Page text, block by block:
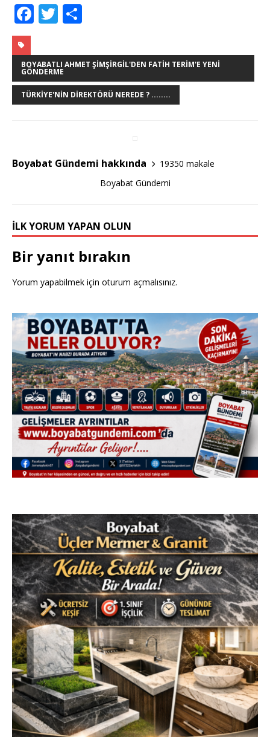
F
c
e
b
o
T
it
te
r
ar
e
BOYABATLI AHMET ŞIMŞIRGIL'DEN FATIH TERIM'E YENI
GÖNDERME
TÜRKIYE'NIN DIREKTÖRÜ NEREDE ? ........
Boyabat Gündemi hakkında
19350 makale
Boyabat Gündemi
İLK YORUM YAPAN OLUN
Bir yanıt bırakın
Yorum yapabilmek için oturum açmalısınız.